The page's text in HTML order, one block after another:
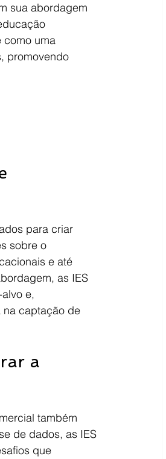
sua abordagem
como uma
promovendo
para criar
sobre o
e até
as IES
e,
na captação de
a
também
de dados, as IES
que